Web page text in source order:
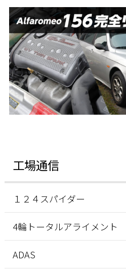
工場通信
１２４スパイダー
4輪トータルアライメント
ADAS